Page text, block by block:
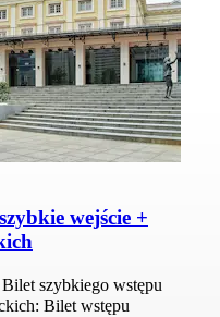
wejście +
szybkiego wstępu
Bilet wstępu